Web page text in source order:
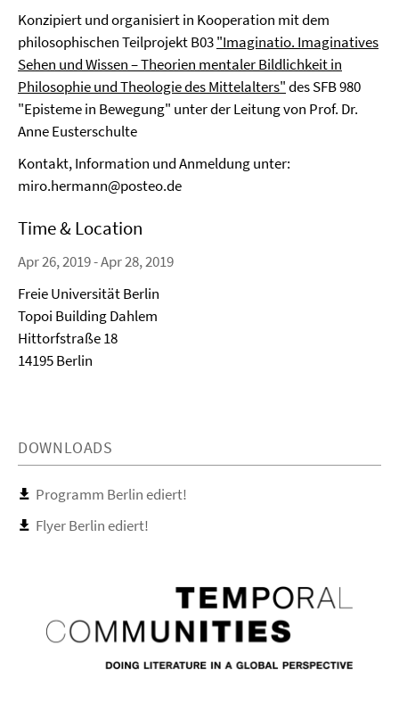
Konzipiert und organisiert in Kooperation mit dem
philosophischen Teilprojekt B03"Imaginatio. Imaginatives
Sehen und Wissen – Theorien mentaler Bildlichkeit in
Philosophie und Theologie des Mittelalters"des SFB 980
"Episteme in Bewegung" unter der Leitung von Prof. Dr.
Anne Eusterschulte
Kontakt, Information und Anmeldung unter:
miro.hermann@posteo.de
Time & Location
Apr 26, 2019 - Apr 28, 2019
Freie Universität Berlin
Topoi Building Dahlem
Hittorfstraße 18
14195 Berlin
DOWNLOADS
Programm Berlin ediert!
Flyer Berlin ediert!